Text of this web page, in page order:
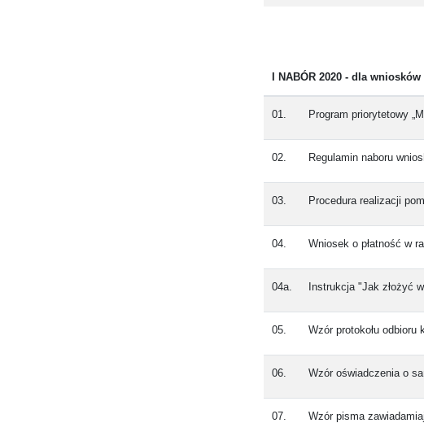
I NABÓR 2020 - dla
01. Program priorytetowy
02. Regulamin naboru
03. Procedura realizacji
04. Wniosek o płatność w
04a. Instrukcja "Jak złożyć
05. Wzór protokołu odbioru
06. Wzór oświadczenia o
07. Wzór pisma